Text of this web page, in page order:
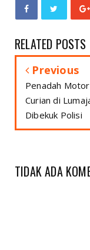
RELATED POSTS
Previous
Penadah
Curian di
Dibekuk Polisi
TIDAK ADA